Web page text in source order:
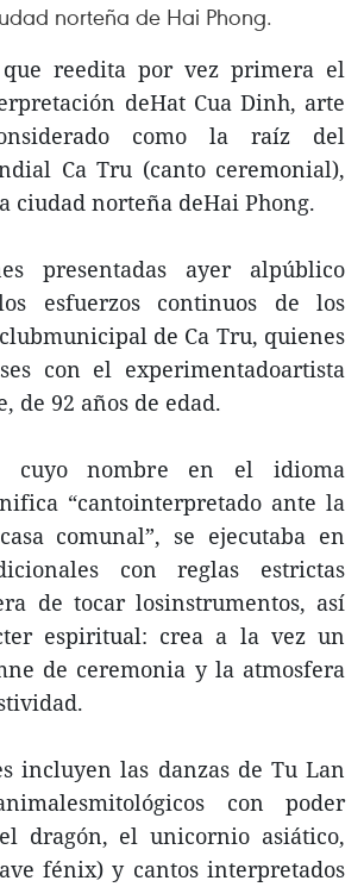
norteña de Hai Phong.
reedita por vez primera el
deHat Cua Dinh, arte
como la raíz del
Ca Tru (canto ceremonial),
ciudad norteña deHai Phong.
presentadas ayer alpúblico
esfuerzos continuos de los
de Ca Tru, quienes
con el experimentadoartista
de 92 años de edad.
cuyo nombre en el idioma
“cantointerpretado ante la
comunal”, se ejecutaba en
con reglas estrictas
de tocar losinstrumentos, así
espiritual: crea a la vez un
de ceremonia y la atmosfera
incluyen las danzas de Tu Lan
con poder
dragón, el unicornio asiático,
fénix) y cantos interpretados